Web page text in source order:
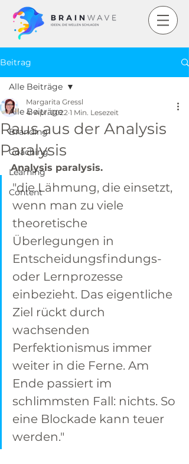
Beitrag
Alle Beiträge
Branding
Coaching
Learning
Content
Alle Beiträge
Raus aus der Analysis
Paralysis
Margarita Gressl
4. Apr. 2022 1 Min. Lesezeit
Analysis paralysis.
"die Lähmung, die einsetzt,
wenn man zu viele
theoretische
Überlegungen in
Entscheidungsfindungs-
oder Lernprozesse
einbezieht. Das eigentliche
Ziel rückt durch
wachsenden
Perfektionismus immer
weiter in die Ferne. Am
Ende passiert im
schlimmsten Fall: nichts. So
eine Blockade kann teuer
werden."